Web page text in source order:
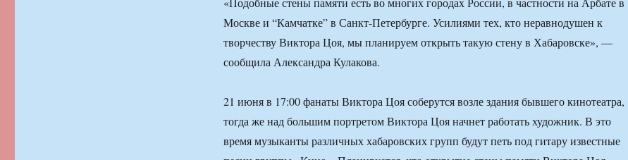
Москве и “Камчатке” в Санкт-Петербурге. Усилиями тех, кто неравнодушен к
творчеству Виктора Цоя, мы планируем открыть такую стену в Хабаровске», —
сообщила Александра Кулакова.
21 июня в 17:00 фанаты Виктора Цоя соберутся возле здания бывшего кинотеатра,
тогда же над большим портретом Виктора Цоя начнет работать художник. В это
время музыканты различных хабаровских групп будут петь под гитару известные